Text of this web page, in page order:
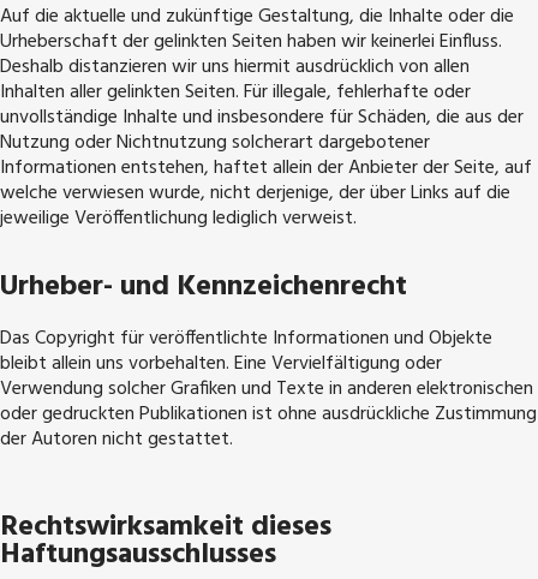
Auf die aktuelle und zukünftige Gestaltung, die Inhalte oder die
Urheberschaft der gelinkten Seiten haben wir keinerlei Einfluss.
Deshalb distanzieren wir uns hiermit ausdrücklich von allen
Inhalten aller gelinkten Seiten. Für illegale, fehlerhafte oder
unvollständige Inhalte und insbesondere für Schäden, die aus der
Nutzung oder Nichtnutzung solcherart dargebotener
Informationen entstehen, haftet allein der Anbieter der Seite, auf
welche verwiesen wurde, nicht derjenige, der über Links auf die
jeweilige Veröffentlichung lediglich verweist.
Urheber- und Kennzeichenrecht
Das Copyright für veröffentlichte Informationen und Objekte
bleibt allein uns vorbehalten. Eine Vervielfältigung oder
Verwendung solcher Grafiken und Texte in anderen elektronischen
oder gedruckten Publikationen ist ohne ausdrückliche Zustimmung
der Autoren nicht gestattet.
Rechtswirksamkeit dieses
Haftungsausschlusses